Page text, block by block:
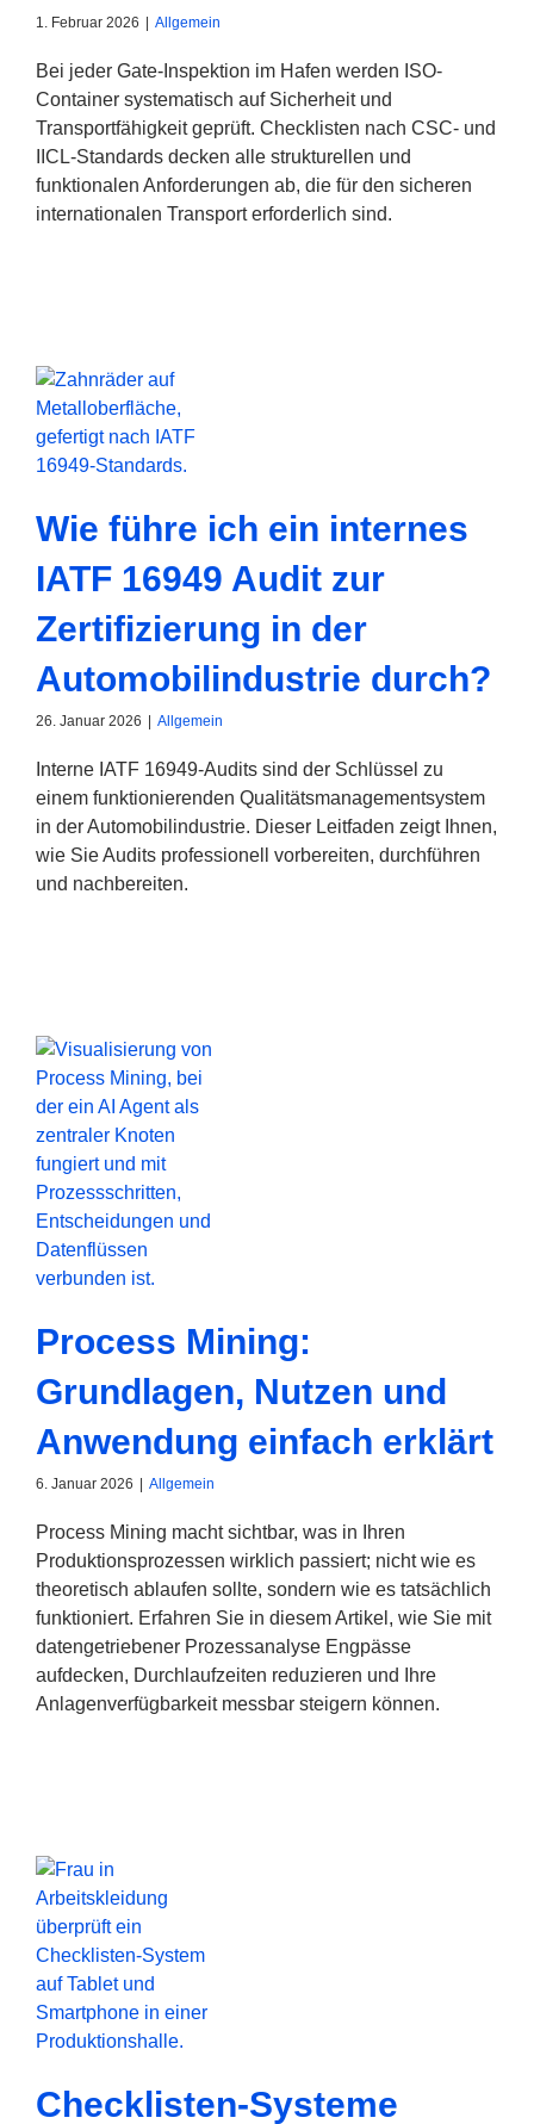
1. Februar 2026 Allgemein
Bei jeder Gate-Inspektion im Hafen werden ISO-
Container systematisch auf Sicherheit und
Transportfähigkeit geprüft. Checklisten nach CSC- und
IICL-Standards decken alle strukturellen und
funktionalen Anforderungen ab, die für den sicheren
internationalen Transport erforderlich sind.
Wie führe ich ein internes
IATF 16949 Audit zur
Zertifizierung in der
Automobilindustrie durch?
26. Januar 2026 Allgemein
Interne IATF 16949-Audits sind der Schlüssel zu
einem funktionierenden Qualitätsmanagementsystem
in der Automobilindustrie. Dieser Leitfaden zeigt Ihnen,
wie Sie Audits professionell vorbereiten, durchführen
und nachbereiten.
Process Mining:
Grundlagen, Nutzen und
Anwendung einfach erklärt
6. Januar 2026 Allgemein
Process Mining macht sichtbar, was in Ihren
Produktionsprozessen wirklich passiert; nicht wie es
theoretisch ablaufen sollte, sondern wie es tatsächlich
funktioniert. Erfahren Sie in diesem Artikel, wie Sie mit
datengetriebener Prozessanalyse Engpässe
aufdecken, Durchlaufzeiten reduzieren und Ihre
Anlagenverfügbarkeit messbar steigern können.
Checklisten-Systeme